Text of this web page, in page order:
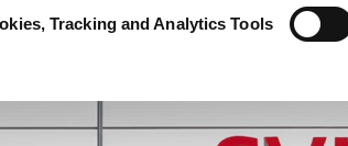
Tracking and Analytics Tools